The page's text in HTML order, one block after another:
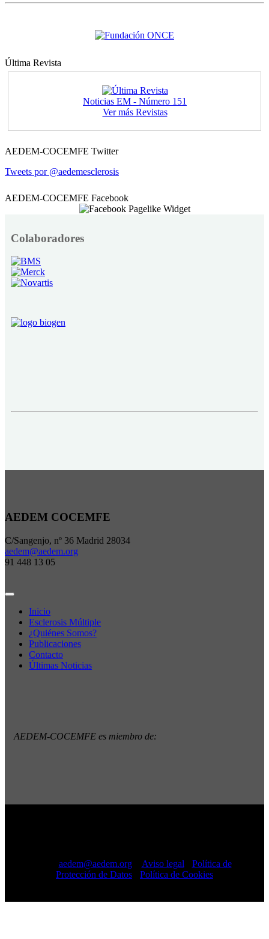
Última Revista
Noticias EM - Número 151
Ver más Revistas
AEDEM-COCEMFE Twitter
Tweets por @aedemesclerosis
AEDEM-COCEMFE Facebook
Colaboradores
AEDEM COCEMFE
C/Sangenjo, nº 36 Madrid 28034
aedem@aedem.org
91 448 13 05
Inicio
Esclerosis Múltiple
¿Quiénes Somos?
Publicaciones
Contacto
Últimas Noticias
AEDEM-COCEMFE es miembro de:
aedem@aedem.org// Aviso legal
Política de
Protección de Datos
Política de Cookies